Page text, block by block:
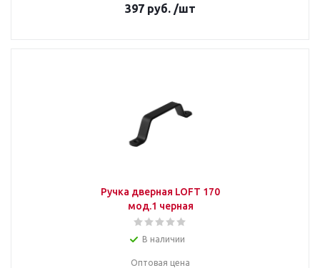
397 руб. /шт
Ручка дверная LOFT 170
мод.1 черная
В наличии
Оптовая цена